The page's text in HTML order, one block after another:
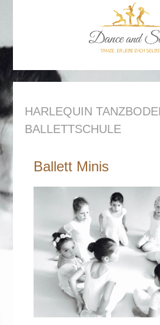
SPRUNG
ZUM
INHALT
HARLEQUIN TANZBODEN
BALLETTSCHULE
Ballett Minis